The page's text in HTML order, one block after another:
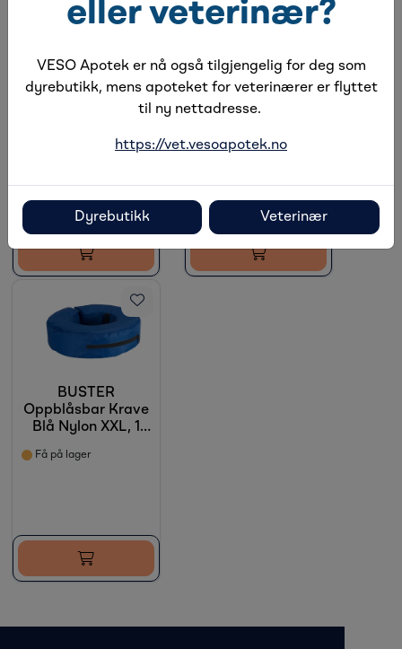
BUSTER
Oppblåsbar Krave
BUSTER
Oppblåsbar Krave
På lager
BUSTER
Oppblåsbar Krave
Blå Nylon XXL, 1
Få på lager
eller veterinær?
VESO Apotek er nå også tilgjengelig for deg som
dyrebutikk, mens apoteket for veterinærer er flyttet
til ny nettadresse.
https://vet.vesoapotek.no
Dyrebutikk Veterinær